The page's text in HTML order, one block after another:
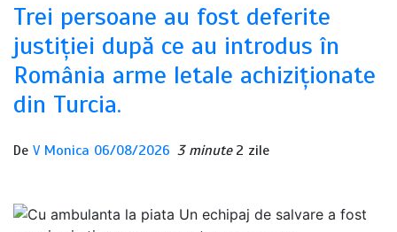
Trei persoane au fost deferite
justiției după ce au introdus în
România arme letale achiziționate
din Turcia.
De V Monica 06/08/2026 3 minute 2 zile